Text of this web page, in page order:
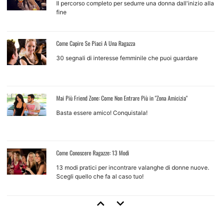
Il percorso completo per sedurre una donna dall'inizio alla
fine
Come Capire Se Piaci A Una Ragazza
30 segnali di interesse femminile che puoi guardare
Mai Più Friend Zone: Come Non Entrare Più in "Zona Amicizia"
Basta essere amico! Conquistala!
Come Conoscere Ragazze: 13 Modi
13 modi pratici per incontrare valanghe di donne nuove.
Scegli quello che fa al caso tuo!
Come Approcciare Una Ragazza